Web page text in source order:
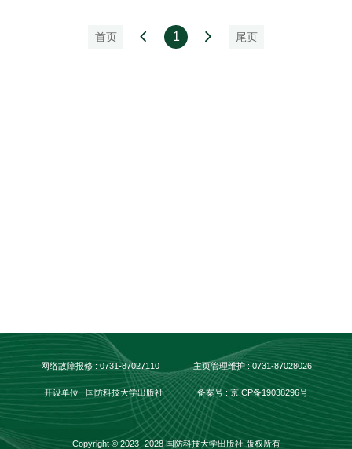
首页 1 尾页
网络故障报修 : 0731-87027110 主页管理维护 : 0731-87028026
开设单位 : 国防科技大学出版社 备案号 : 京ICP备19038296号
Copyright © 2023- 2028 国防科技大学出版社 版权所有